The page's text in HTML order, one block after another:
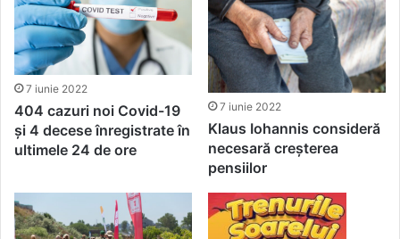
7 iunie 2022
404 cazuri noi Covid-19
și 4 decese înregistrate în
ultimele 24 de ore
7 iunie 2022
Klaus Iohannis consideră
necesară creșterea
pensiilor